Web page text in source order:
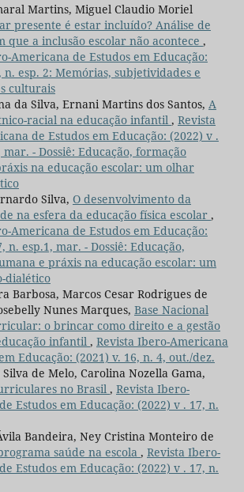
Martins, Miguel Claudio Moriel
presente é estar incluído? Análise de
que a inclusão escolar não acontece ,
Americana de Estudos em Educação:
n. esp. 2: Memórias, subjetividades e
culturais
da Silva, Ernani Martins dos Santos, A
racial na educação infantil , Revista
de Estudos em Educação: (2022) v .
mar. - Dossiê: Educação, formação
na educação escolar: um olhar
Silva, O desenvolvimento da
na esfera da educação física escolar ,
Americana de Estudos em Educação:
n. esp.1, mar. - Dossiê: Educação,
e práxis na educação escolar: um
dialético
Barbosa, Marcos Cesar Rodrigues de
Nunes Marques, Base Nacional
o brincar como direito e a gestão
infantil , Revista Ibero-Americana
Educação: (2021) v. 16, n. 4, out./dez.
de Melo, Carolina Nozella Gama,
no Brasil , Revista Ibero-
Estudos em Educação: (2022) v . 17, n.
Bandeira, Ney Cristina Monteiro de
saúde na escola , Revista Ibero-
Estudos em Educação: (2022) v . 17, n.